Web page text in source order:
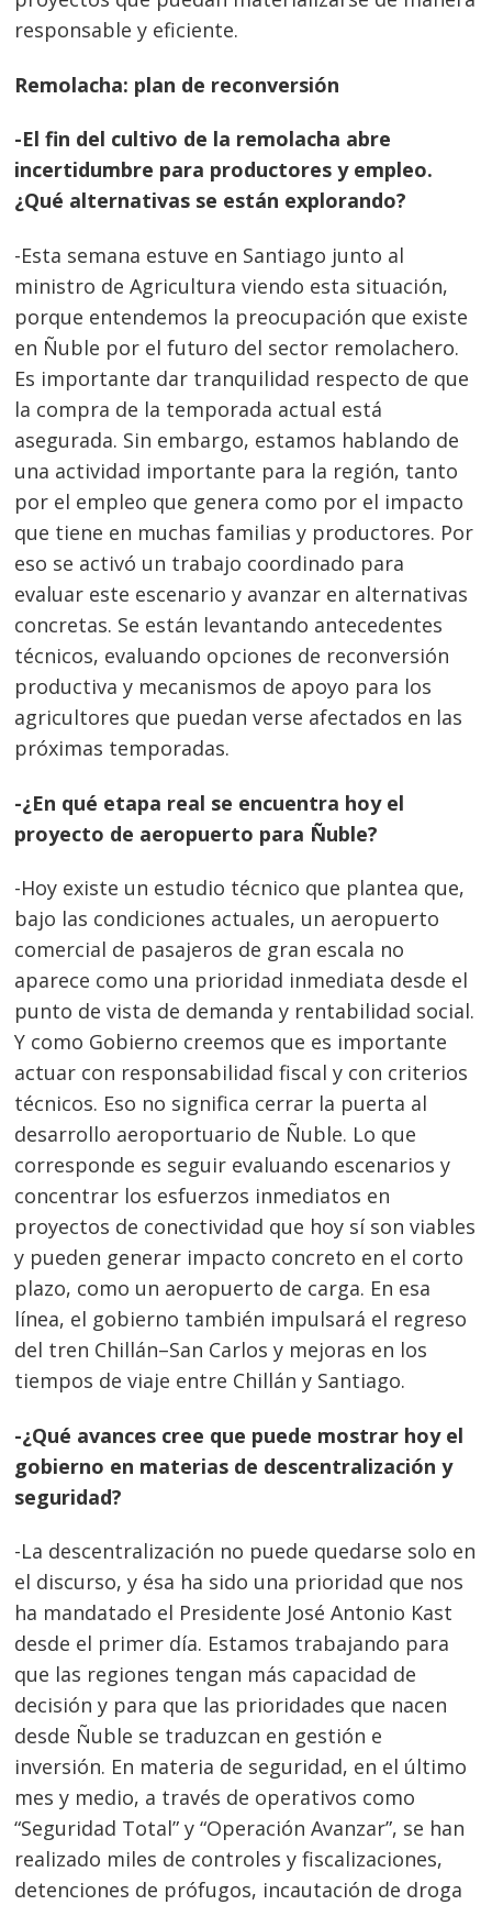
responsable y eficiente.
Remolacha: plan de reconversión
-El fin del cultivo de la remolacha abre
incertidumbre para productores y empleo.
¿Qué alternativas se están explorando?
-Esta semana estuve en Santiago junto al
ministro de Agricultura viendo esta situación,
porque entendemos la preocupación que existe
en Ñuble por el futuro del sector remolachero.
Es importante dar tranquilidad respecto de que
la compra de la temporada actual está
asegurada. Sin embargo, estamos hablando de
una actividad importante para la región, tanto
por el empleo que genera como por el impacto
que tiene en muchas familias y productores. Por
eso se activó un trabajo coordinado para
evaluar este escenario y avanzar en alternativas
concretas. Se están levantando antecedentes
técnicos, evaluando opciones de reconversión
productiva y mecanismos de apoyo para los
agricultores que puedan verse afectados en las
próximas temporadas.
-¿En qué etapa real se encuentra hoy el
proyecto de aeropuerto para Ñuble?
-Hoy existe un estudio técnico que plantea que,
bajo las condiciones actuales, un aeropuerto
comercial de pasajeros de gran escala no
aparece como una prioridad inmediata desde el
punto de vista de demanda y rentabilidad social.
Y como Gobierno creemos que es importante
actuar con responsabilidad fiscal y con criterios
técnicos. Eso no significa cerrar la puerta al
desarrollo aeroportuario de Ñuble. Lo que
corresponde es seguir evaluando escenarios y
concentrar los esfuerzos inmediatos en
proyectos de conectividad que hoy sí son viables
y pueden generar impacto concreto en el corto
plazo, como un aeropuerto de carga. En esa
línea, el gobierno también impulsará el regreso
del tren Chillán–San Carlos y mejoras en los
tiempos de viaje entre Chillán y Santiago.
-¿Qué avances cree que puede mostrar hoy el
gobierno en materias de descentralización y
seguridad?
-La descentralización no puede quedarse solo en
el discurso, y ésa ha sido una prioridad que nos
ha mandatado el Presidente José Antonio Kast
desde el primer día. Estamos trabajando para
que las regiones tengan más capacidad de
decisión y para que las prioridades que nacen
desde Ñuble se traduzcan en gestión e
inversión. En materia de seguridad, en el último
mes y medio, a través de operativos como
“Seguridad Total” y “Operación Avanzar”, se han
realizado miles de controles y fiscalizaciones,
detenciones de prófugos, incautación de droga
de
entradas